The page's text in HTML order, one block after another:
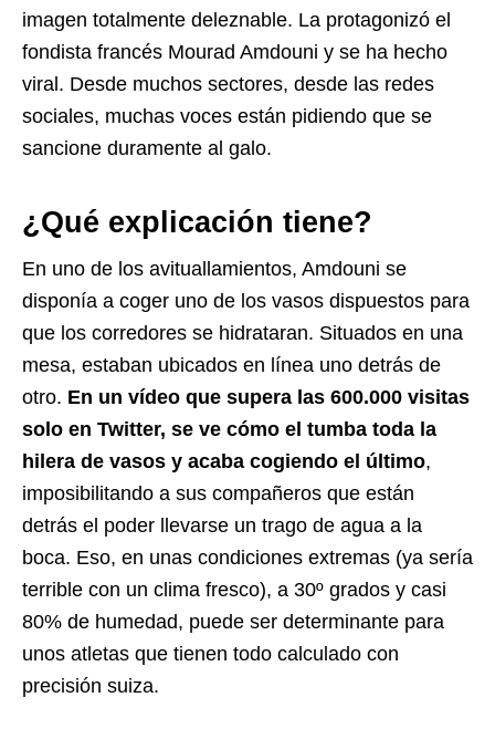
imagen totalmente deleznable. La protagonizó el
fondista francés Mourad Amdouni y se ha hecho
viral. Desde muchos sectores, desde las redes
sociales, muchas voces están pidiendo que se
sancione duramente al galo.
¿Qué explicación tiene?
En uno de los avituallamientos, Amdouni se
disponía a coger uno de los vasos dispuestos para
que los corredores se hidrataran. Situados en una
mesa, estaban ubicados en línea uno detrás de
otro. En un vídeo que supera las 600.000 visitas
solo en Twitter, se ve cómo el tumba toda la
hilera de vasos y acaba cogiendo el último,
imposibilitando a sus compañeros que están
detrás el poder llevarse un trago de agua a la
boca. Eso, en unas condiciones extremas (ya sería
terrible con un clima fresco), a 30º grados y casi
80% de humedad, puede ser determinante para
unos atletas que tienen todo calculado con
precisión suiza.